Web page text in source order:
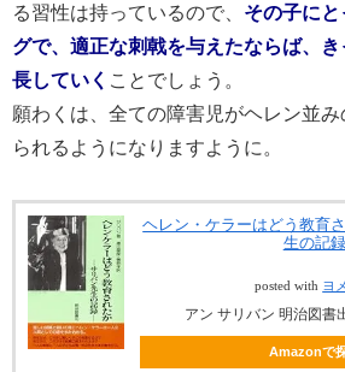
る習性は持っているので、 その子に
グで、適正な刺戟を与えたならば、
長していく ことでしょう。
願わくは、全ての障害児がヘレン並
られるようになりますように。
ヘレン・ケラーはどう教育
生の記録
posted with ヨ
アン サリバン 明治図書
Amazonで